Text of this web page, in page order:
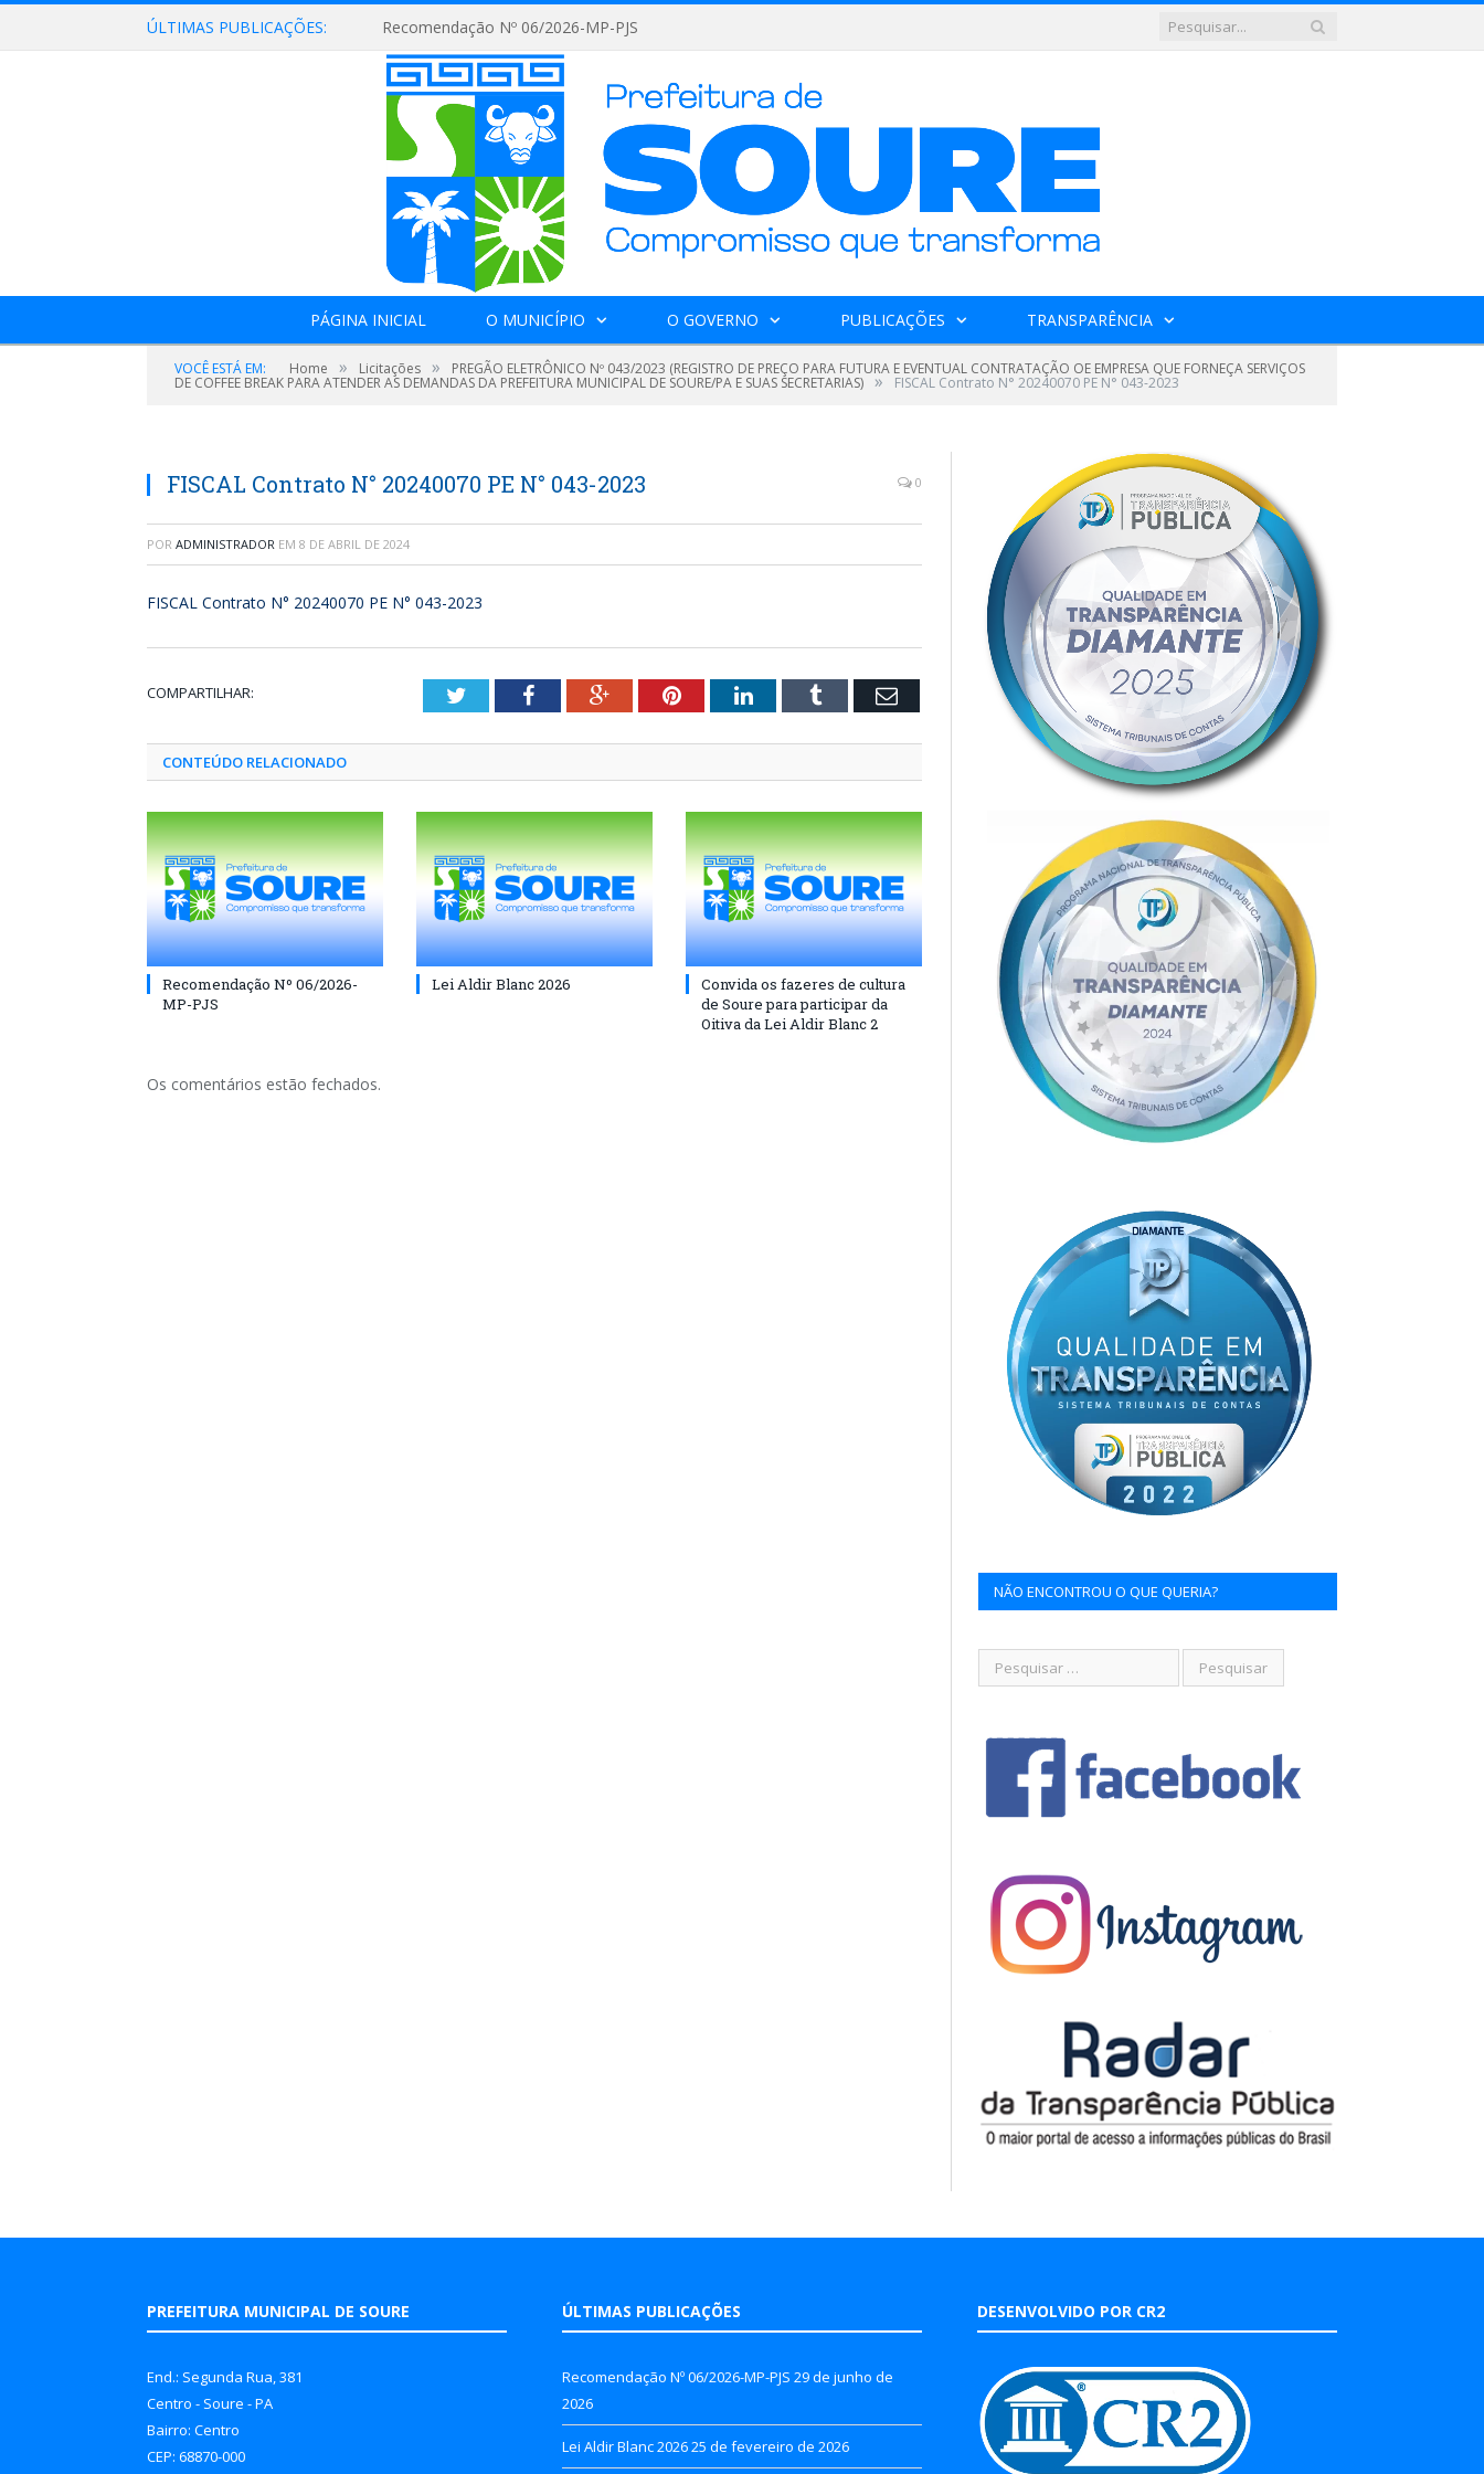
ÚLTIMAS PUBLICAÇÕES: Recomendação Nº 06/2026-MP-PJS
PÁGINA INICIAL O MUNICÍPIO O GOVERNO PUBLICAÇÕES TRANSPARÊNCIA
VOCÊ ESTÁ EM: Home » Licitações » PREGÃO ELETRÔNICO Nº 043/2023 (REGISTRO DE PREÇO PARA FUTURA E EVENTUAL CONTRATAÇÃO OE EMPRESA QUE FORNEÇA SERVIÇOS
DE COFFEE BREAK PARA ATENDER AS DEMANDAS DA PREFEITURA MUNICIPAL DE SOURE/PA E SUAS SECRETARIAS) » FISCAL Contrato N° 20240070 PE N° 043-2023
FISCAL Contrato N° 20240070 PE N° 043-2023 0
POR ADMINISTRADOR EM 8 DE ABRIL DE 2024
FISCAL Contrato N° 20240070 PE N° 043-2023
COMPARTILHAR: TwitterFacebookGoogle+PinterestLinkedInTumblr Email
CONTEÚDO RELACIONADO
Recomendação Nº 06/2026-
MP-PJS
Lei Aldir Blanc 2026
Convida os fazeres de cultura
de Soure para participar da
Oitiva da Lei Aldir Blanc 2
Os comentários estão fechados.
NÃO ENCONTROU O QUE QUERIA?
PREFEITURA MUNICIPAL DE SOURE
End.: Segunda Rua, 381
Centro - Soure - PA
Bairro: Centro
CEP: 68870-000
ÚLTIMAS PUBLICAÇÕES
Recomendação Nº 06/2026-MP-PJS 29 de junho de
2026
Lei Aldir Blanc 202625 de fevereiro de 2026
DESENVOLVIDO POR CR2